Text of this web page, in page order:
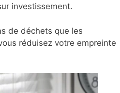
investissement.
de déchets que les
réduisez votre empreinte